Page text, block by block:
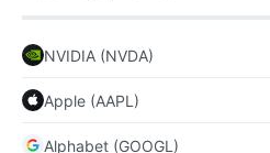
NVIDIA (NVDA)
Apple (AAPL)
Alphabet (GOOGL)